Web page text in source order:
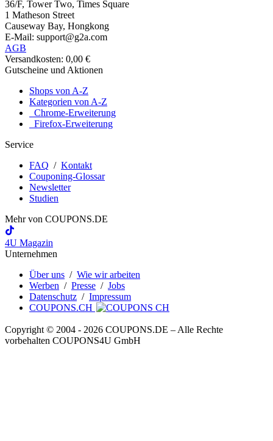
36/F, Tower Two, Times Square
1 Matheson Street
Causeway Bay, Hongkong
E-Mail: support@g2a.com
AGB
Versandkosten: 0,00 €
Gutscheine und Aktionen
Shops von A-Z
Kategorien von A-Z
Chrome-Erweiterung
Firefox-Erweiterung
Service
FAQ / Kontakt
Couponing-Glossar
Newsletter
Studien
Mehr von COUPONS.DE
4U Magazin
Unternehmen
Über uns / Wie wir arbeiten
Werben / Presse / Jobs
Datenschutz / Impressum
COUPONS.CH
Copyright © 2004 ‐ 2026 COUPONS.DE – Alle Rechte
vorbehalten COUPONS4U GmbH